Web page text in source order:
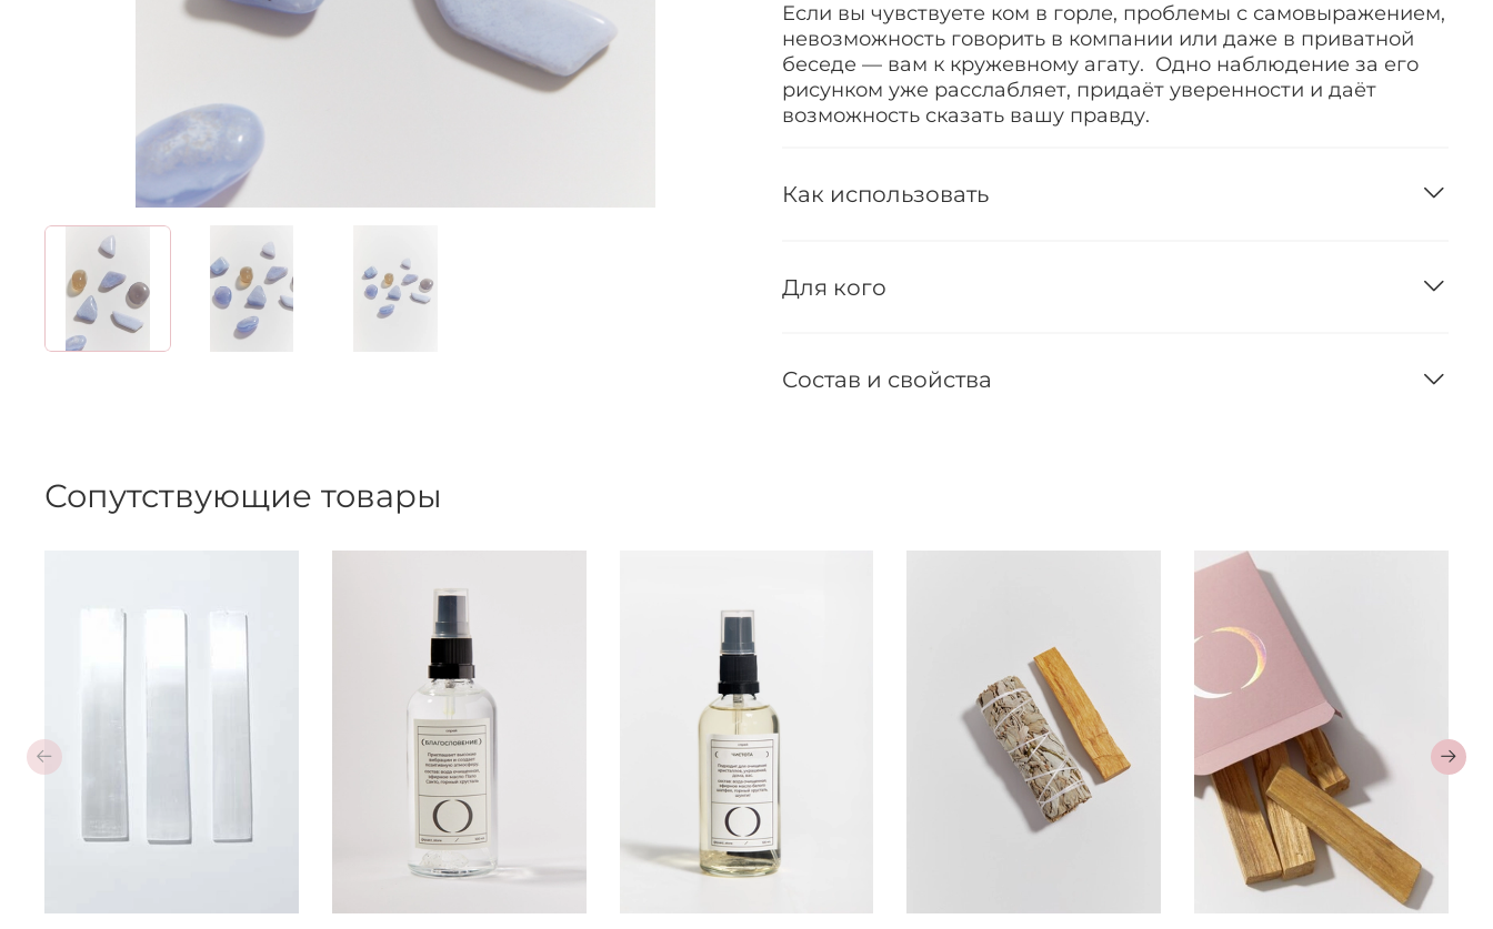
Если вы чувствуете ком в горле, проблемы с самовыражением,
невозможность говорить в компании или даже в приватной
беседе — вам к кружевному агату. Одно наблюдение за его
рисунком уже расслабляет, придаёт уверенности и даёт
возможность сказать вашу правду.
Как использовать
Для кого
Состав и свойства
Сопутствующие товары